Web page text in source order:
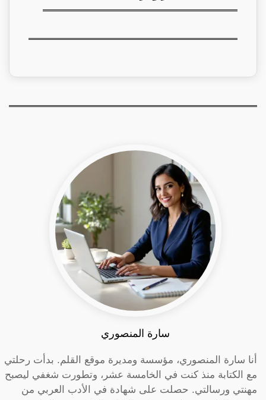
سارة المنصوري
أنا سارة المنصوري، مؤسسة ومديرة موقع القلم. بدأت رحلتي
مع الكتابة منذ كنت في الخامسة عشر، وتطورت شغفي ليصبح
مهنتي ورسالتي. حصلت على شهادة في الأدب العربي من